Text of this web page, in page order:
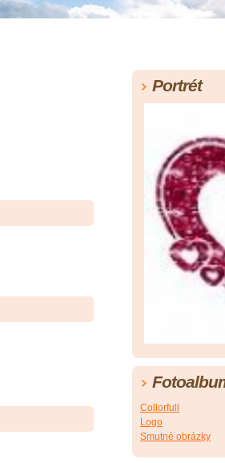
Portrét
Collorfull
Logo
Smutné obrázky